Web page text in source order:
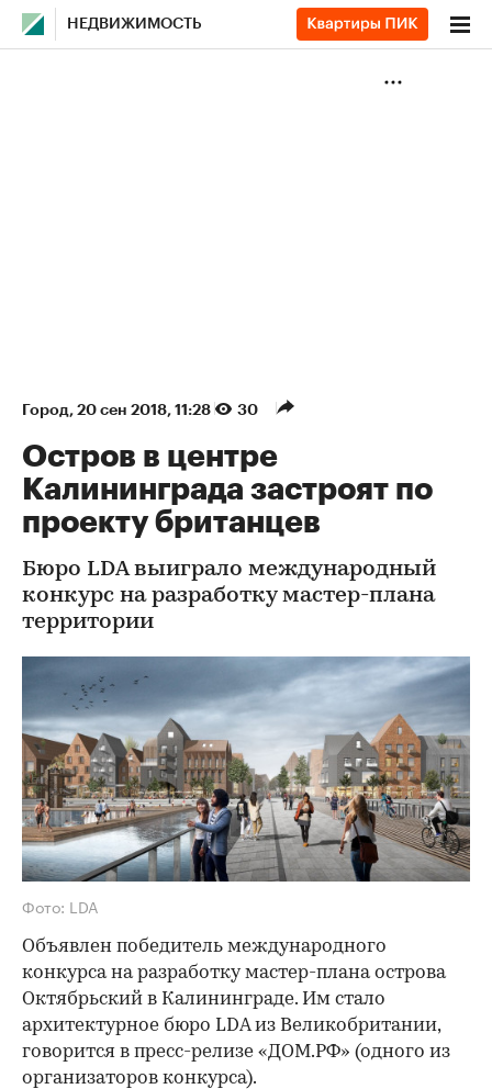
НЕДВИЖИМОСТЬ
Город⁠, 20 сен 2018, 11:28 30
Остров в центре
Калининграда застроят по
проекту британцев
Бюро LDA выиграло международный
конкурс на разработку мастер-плана
территории
Фото: LDA
Объявлен победитель международного
конкурса на разработку мастер-плана острова
Октябрьский в Калининграде. Им стало
архитектурное бюро LDA из Великобритании,
говорится в пресс-релизе «ДОМ.РФ» (одного из
организаторов конкурса).